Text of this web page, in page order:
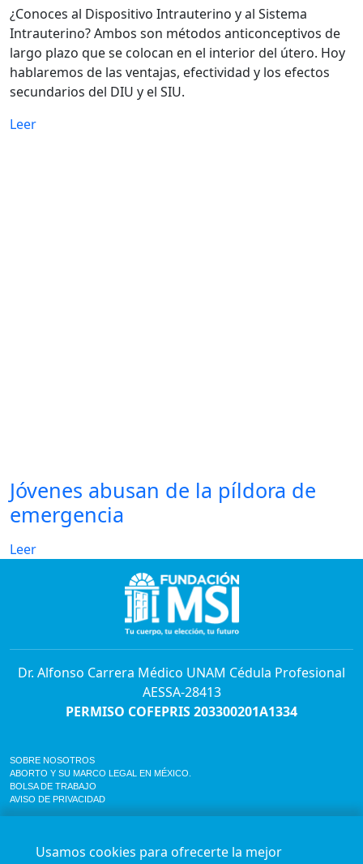
¿Conoces al Dispositivo Intrauterino y al Sistema
Intrauterino? Ambos son métodos anticonceptivos de
largo plazo que se colocan en el interior del útero. Hoy
hablaremos de las ventajas, efectividad y los efectos
secundarios del DIU y el SIU.
Leer
Jóvenes abusan de la píldora de
emergencia
Leer
Dr. Alfonso Carrera Médico UNAM Cédula Profesional
AESSA-28413
PERMISO COFEPRIS 203300201A1334
SOBRE NOSOTROS
ABORTO Y SU MARCO LEGAL EN MÉXICO.
BOLSA DE TRABAJO
AVISO DE PRIVACIDAD
Agenda en línea24/7 aquí
Usamos cookies para ofrecerte la mejor